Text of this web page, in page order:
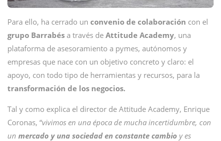
Para ello, ha cerrado un convenio de colaboración con el
grupo Barrabés a través de Attitude Academy, una
plataforma de asesoramiento a pymes, autónomos y
empresas que nace con un objetivo concreto y claro: el
apoyo, con todo tipo de herramientas y recursos, para la
transformación de los negocios.
Tal y como explica el director de Attitude Academy, Enrique
Coronas, “vivimos en una época de mucha incertidumbre, con
un mercado y una sociedad en constante cambio y es